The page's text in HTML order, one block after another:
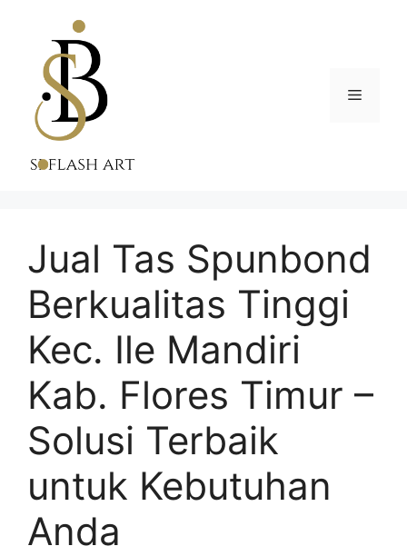
content
Menu
Jual Tas Spunbond
Berkualitas Tinggi
Kec. Ile Mandiri
Kab. Flores Timur –
Solusi Terbaik
untuk Kebutuhan
Anda